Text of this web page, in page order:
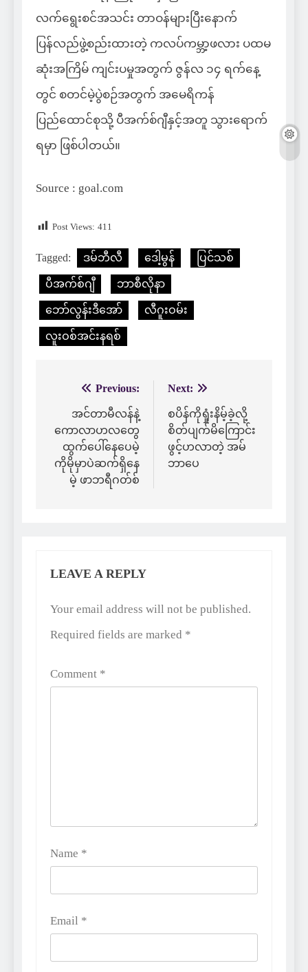
လက်ရွေးစင်အသင်း တာဝန်များပြီးနောက်
ပြန်လည်ဖွဲ့စည်းထားတဲ့ ကလပ်ကမ္ဘာ့ဖလား ပထမ
ဆုံးအကြိမ် ကျင်းပမှုအတွက် ဇွန်လ ၁၄ ရက်နေ့
တွင် စတင်မဲ့ပွဲစဉ်အတွက် အမေရိကန်
ပြည်ထောင်စုသို့ ပီအက်စ်ဂျီနှင့်အတူ သွားရောက်
ရမှာ ဖြစ်ပါတယ်။
Source : goal.com
Post Views: 411
Tagged: ဒမ်ဘီလီ ဒေါ့မွန် ပြင်သစ်
ပီအက်စ်ဂျီ ဘာစီလိုနာ
ဘော်လွန်းဒီအော် လီဂူးဝမ်း
လူးဝစ်အင်းနရစ်
navigation
Previous:
အင်တာမီလန်နဲ့
ကောလာဟလတွေ
ထွက်ပေါ်နေပေမဲ့
ကိုမိုမှာပဲဆက်ရှိနေ
မဲ့ ဖာဘရီဂတ်စ်
Next:
စပိန်ကိုရှုံးနိမ့်ခဲ့လို့
စိတ်ပျက်မိကြောင်း
ဖွင့်ဟလာတဲ့ အမ်
ဘာပေ
LEAVE A REPLY
Your email address will not be published.
Required fields are marked *
Comment *
Name *
Email *
Alternative: